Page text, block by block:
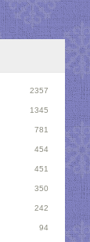
2357
1345
781
454
451
350
242
94